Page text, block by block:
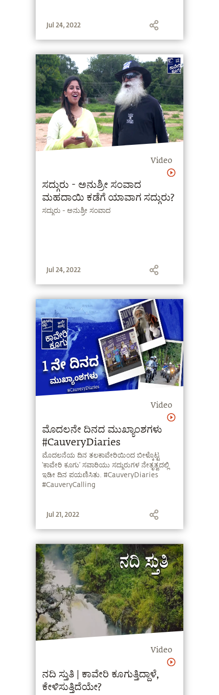
Jul 24, 2022
Video
ಸದ್ಗುರು - ಅನುಶ್ರೀ ಸಂವಾದ
ಮಹದಾಯಿ ಕಡೆಗೆ ಯಾವಾಗ ಸದ್ಗುರು?
ಸದ್ಗುರು - ಅನುಶ್ರೀ ಸಂವಾದ
Jul 24, 2022
Video
ಮೊದಲನೇ ದಿನದ ಮುಖ್ಯಾಂಶಗಳು
#CauveryDiaries
ಮೊದಲನೆಯ ದಿನ ತಲಕಾವೇರಿಯಿಂದ ಬೀಳ್ಕೊಟ್ಟ
‘ಕಾವೇರಿ ಕೂಗು’ ಸವಾರಿಯು ಸದ್ಗುರುಗಳ ನೇತೃತ್ವದಲ್ಲಿ
ಇಡೀ ದಿನ ಪಯಣಿಸಿತು. #CauveryDiaries
#CauveryCalling
Jul 21, 2022
Video
ನದಿ ಸ್ತುತಿ | ಕಾವೇರಿ ಕೂಗುತ್ತಿದ್ದಾಳೆ,
ಕೇಳಿಸುತ್ತಿದೆಯೇ?